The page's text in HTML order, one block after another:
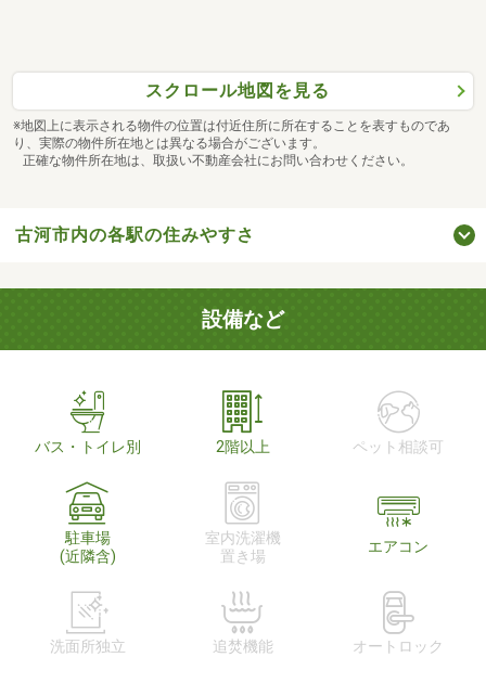
スクロール地図を見る
※地図上に表示される物件の位置は付近住所に所在することを表すものであ
り、実際の物件所在地とは異なる場合がございます。
正確な物件所在地は、取扱い不動産会社にお問い合わせください。
古河市内の各駅の住みやすさ
設備など
バス・トイレ別 2階以上 ペット相談可
駐車場
(近隣含)
室内洗濯機
置き場
エアコン
洗面所独立 追焚機能 オートロック